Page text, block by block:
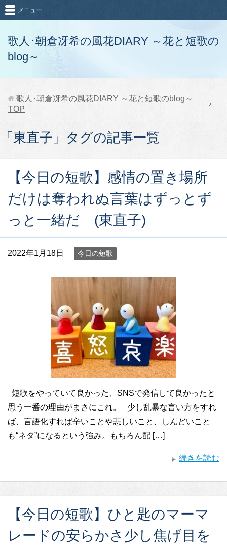
歌人･朝倉冴希の風花DIARY ～花と短歌の
blog～
メニュー
歌人･朝倉冴希の風花DIARY ～花と短歌のblog～
TOP
「東直子」タグの記事一覧
【今日の短歌】感情の置き場所
だけは奪われぬ言葉はずっとず
っと一緒だ (東直子)
2022年1月18日 今日の短歌
短歌をやっていて良かった、SNSで発信して良かったと
思う一番の理由がまさにこれ。 少し乱暴な言い方をすれ
ば、言語化すれば辛いことや悲しいこと、しんどいこと
も“ネタ”になるという強み。もちろん配 […]
続きを読む
【今日の短歌】ひと匙のマーマ
レードの安らかさ少し焦げ目を